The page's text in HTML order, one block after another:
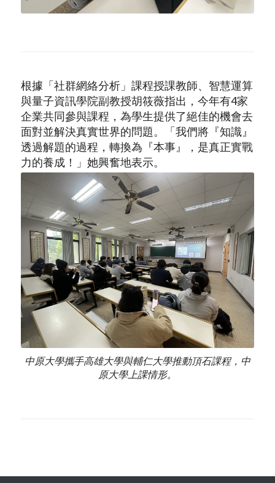
根據「社群網絡分析」課程授課教師、智慧運算
與量子資訊學院副教授胡筱薇指出，今年有4家
企業共同參與課程，為學生提供了絕佳的機會去
面對並解決真實世界的問題。「我們將『知識』
透過解題的過程，轉換為『本事』，是真正實戰
力的養成！」她興奮地表示。
中原大學攜手高雄大學與輔仁大學推動頂石課程，中
原大學上課情形。